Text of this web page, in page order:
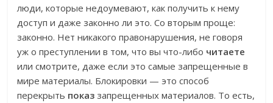
люди, которые недоумевают, как получить к нему
доступ и даже законно ли это. Со вторым проще:
законно. Нет никакого правонарушения, не говоря
уж о преступлении в том, что вы что-либо читаете
или смотрите, даже если это самые запрещенные в
мире материалы. Блокировки — это способ
перекрыть показ запрещенных материалов. То есть,